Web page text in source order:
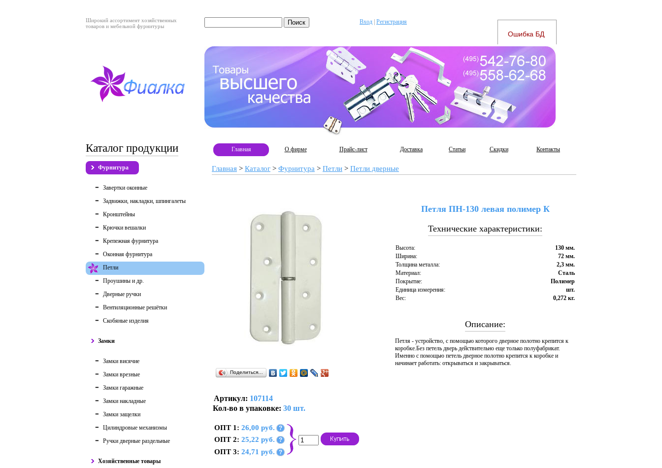
Широкий ассортимент хозяйственных
товаров и мебельной фурнитуры
Вход Регистрация
Каталог продукции
Фурнитура
Завертки оконные
Задвижки, накладки, шпингалеты
Кронштейны
Крючки вешалки
Крепежная фурнитура
Оконная фурнитура
Петли
Проушины и др.
Дверные ручки
Вентиляционные решётки
Скобяные изделия
Замки
Замки висячие
Замки врезные
Замки гаражные
Замки накладные
Замки защелки
Цилиндровые механизмы
Ручки дверные раздельные
Хозяйственные товары
Главная О фирме Прайс-лист Доставка Статьи Скидки Контакты
Главная > Каталог > Фурнитура > Петли > Петли дверные
Поделиться…
Артикул: 107114
Кол-во в упаковке: 30 шт.
ОПТ 1: 26,00 руб. ?
ОПТ 2: 25,22 руб. ?
ОПТ 3: 24,71 руб. ?
Петля ПН-130 левая полимер К
Технические характеристики:
Высота:
130 мм.
Ширина:
72 мм.
Толщина металла:
2,3 мм.
Материал:
Сталь
Покрытие:
Полимер
Единица измерения:
шт.
Вес:
0,272 кг.
Описание:
Петля - устройство, с помощью которого дверное полотно крепится к
коробке.Без петель дверь действительно еще только полуфабрикат.
Именно с помощью петель дверное полотно крепится к коробке и
начинает работать: открываться и закрываться.